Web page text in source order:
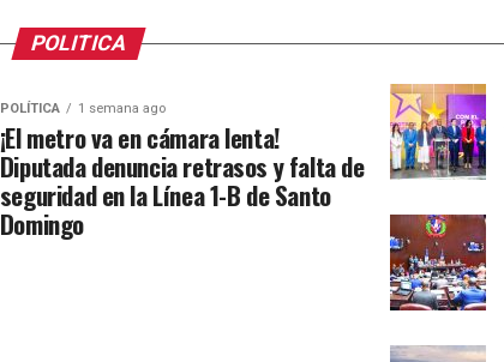
POLITICA
POLÍTICA 1 semana ago
¡El metro va en cámara lenta!
Diputada denuncia retrasos y falta de
seguridad en la Línea 1-B de Santo
Domingo